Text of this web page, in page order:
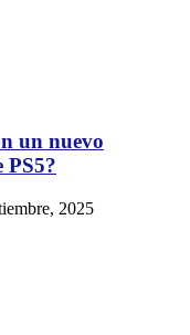
un nuevo
PS5?
2025